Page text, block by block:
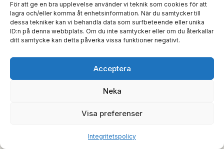
För att ge en bra upplevelse använder vi teknik som cookies för att
lagra och/eller komma åt enhetsinformation. När du samtycker till
dessa tekniker kan vi behandla data som surfbeteende eller unika
ID:n på denna webbplats. Om du inte samtycker eller om du återkallar
ditt samtycke kan detta påverka vissa funktioner negativt.
Acceptera
Neka
Visa preferenser
Integritetspolicy
Avtalsbestämmelse som förbjuder en part att bedriva
konkurrerande verksamhet under viss tid eller inom
ett visst område. Binder bara i den mån den är skälig.
AVTL 38 §
Skälighetsbedömning
Helhetsprövning av om klausulen är proportionell –
tid, geografi, verksamhetsområde, skyddsvärt